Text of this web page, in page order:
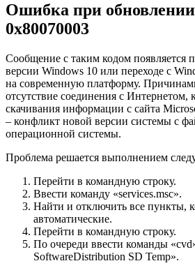
Ошибка при
0x80070003
Сообщение с таким кодом появляется
версии Windows 10 или переходе с
на современную платформу.
отсутствие соединения с Интернетом,
скачивания информации с сайта
– конфликт новой версии системы с
операционной системы.
Проблема решается выполнением
Перейти в командную строку.
Ввести команду «services.msc».
Найти и отключить все пункты,
автоматические.
Перейти в командную строку.
По очереди ввести команды
SoftwareDistribution SD Temp».